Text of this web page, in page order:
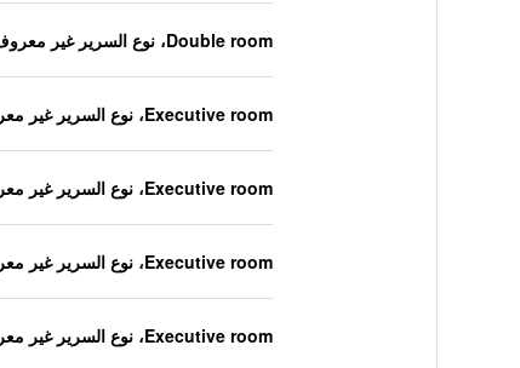
Double room، نوع السرير غير معروف
Executive room، نوع السرير غير معروف
Executive room، نوع السرير غير معروف
Executive room، نوع السرير غير معروف
Executive room، نوع السرير غير معروف